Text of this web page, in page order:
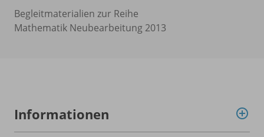
Begleitmaterialien zur Reihe
Mathematik Neubearbeitung 2013
Informationen